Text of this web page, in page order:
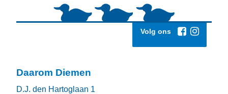
Volg ons
Daarom Diemen
D.J. den Hartoglaan 1